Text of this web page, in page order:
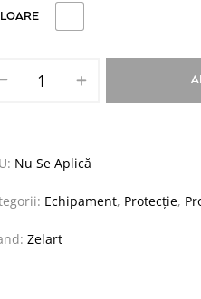
Nu Se Aplică
Echipament, Protecție,
Zelart